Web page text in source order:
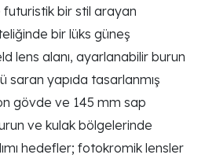
futuristik bir stil arayan
bir lüks güneş
lens alanı, ayarlanabilir burun
saran yapıda tasarlanmış
gövde ve 145 mm sap
ve kulak bölgelerinde
hedefler; fotokromik lensler